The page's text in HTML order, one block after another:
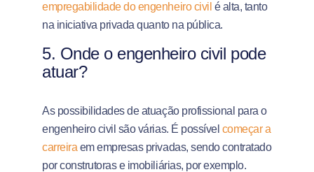
empregabilidade do engenheiro civil é alta, tanto
na iniciativa privada quanto na pública.
5. Onde o engenheiro civil pode
atuar?
As possibilidades de atuação profissional para o
engenheiro civil são várias. É possível começar a
carreira em empresas privadas, sendo contratado
por construtoras e imobiliárias, por exemplo.